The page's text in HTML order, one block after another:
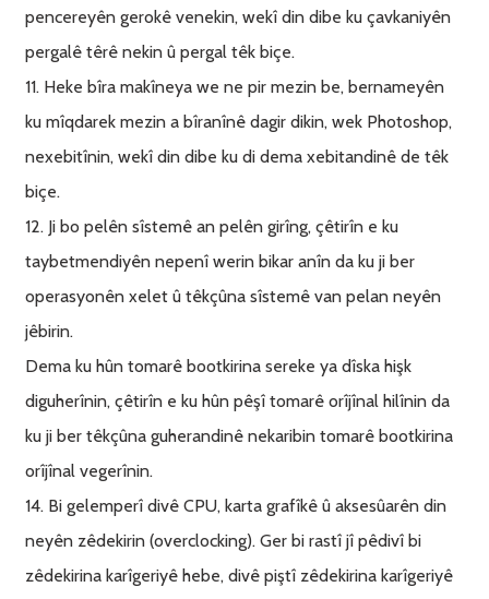
pencereyên gerokê venekin, wekî din dibe ku çavkaniyên
pergalê têrê nekin û pergal têk biçe.
11. Heke bîra makîneya we ne pir mezin be, bernameyên
ku mîqdarek mezin a bîranînê dagir dikin, wek Photoshop,
nexebitînin, wekî din dibe ku di dema xebitandinê de têk
biçe.
12. Ji bo pelên sîstemê an pelên girîng, çêtirîn e ku
taybetmendiyên nepenî werin bikar anîn da ku ji ber
operasyonên xelet û têkçûna sîstemê van pelan neyên
jêbirin.
Dema ku hûn tomarê bootkirina sereke ya dîska hişk
diguherînin, çêtirîn e ku hûn pêşî tomarê orîjînal hilînin da
ku ji ber têkçûna guherandinê nekaribin tomarê bootkirina
orîjînal vegerînin.
14. Bi gelemperî divê CPU, karta grafîkê û aksesûarên din
neyên zêdekirin (overclocking). Ger bi rastî jî pêdivî bi
zêdekirina karîgeriyê hebe, divê piştî zêdekirina karîgeriyê